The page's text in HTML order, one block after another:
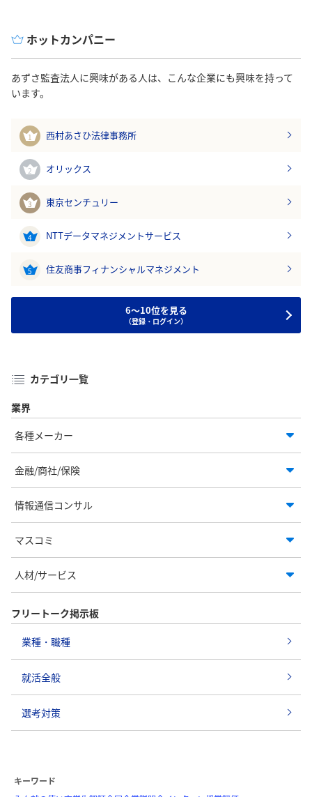
ホットカンパニー
あずさ監査法人に興味がある人は、こんな企業にも興味を持って
います。
1 西村あさひ法律事務所
2 オリックス
3 東京センチュリー
4 NTTデータマネジメントサービス
5 住友商事フィナンシャルマネジメント
6～10位を見る
（登録・ログイン）
カテゴリ一覧
業界
各種メーカー
金融/商社/保険
情報通信コンサル
マスコミ
人材/サービス
フリートーク掲示板
業種・職種
就活全般
選考対策
キーワード